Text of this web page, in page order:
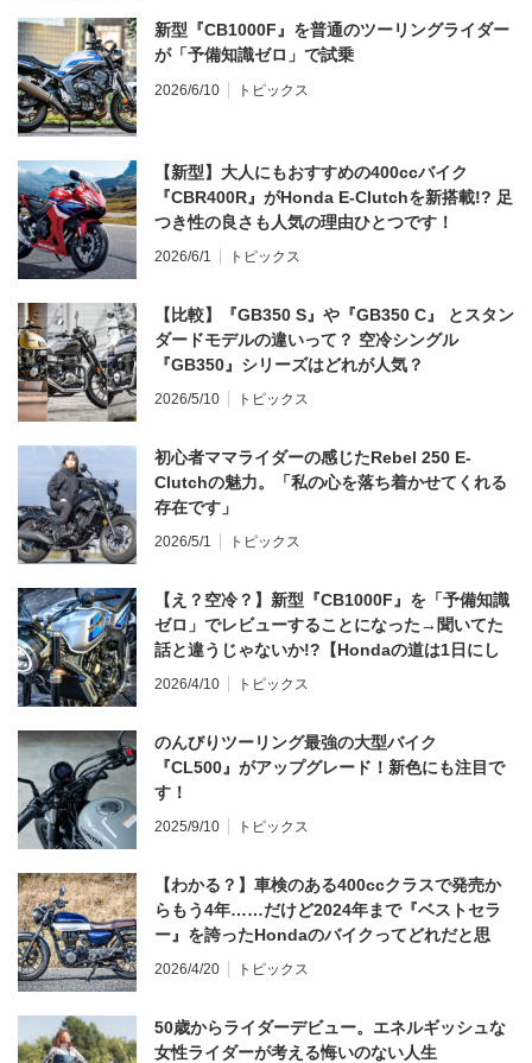
新型『CB1000F』を普通のツーリングライダー
が「予備知識ゼロ」で試乗
2026/6/10 トピックス
【新型】大人にもおすすめの400ccバイク
『CBR400R』がHonda E-Clutchを新搭載!? 足
つき性の良さも人気の理由ひとつです！
2026/6/1 トピックス
【比較】『GB350 S』や『GB350 C』 とスタン
ダードモデルの違いって？ 空冷シングル
『GB350』シリーズはどれが人気？
2026/5/10 トピックス
初心者ママライダーの感じたRebel 250 E-
Clutchの魅力。「私の心を落ち着かせてくれる
存在です」
2026/5/1 トピックス
【え？空冷？】新型『CB1000F』を「予備知識
ゼロ」でレビューすることになった→聞いてた
話と違うじゃないか!?【Hondaの道は1日にし
てならず／CB1000F ①第一印象 編】
2026/4/10 トピックス
のんびりツーリング最強の大型バイク
『CL500』がアップグレード！新色にも注目で
す！
2025/9/10 トピックス
【わかる？】車検のある400ccクラスで発売か
らもう4年……だけど2024年まで『ベストセラ
ー』を誇ったHondaのバイクってどれだと思
う？
2026/4/20 トピックス
50歳からライダーデビュー。エネルギッシュな
女性ライダーが考える悔いのない人生